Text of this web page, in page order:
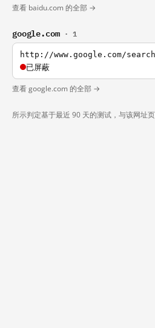
查看 baidu.com 的全部 →
google.com · 1
http://www.google.com/
已屏蔽
查看 google.com 的全部 →
所示判定基于最近 90 天的测试，与该网址页